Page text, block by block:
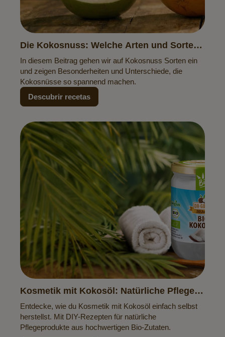
Die Kokosnuss: Welche Arten und Sorten
In diesem Beitrag gehen wir auf Kokosnuss Sorten ein
und zeigen Besonderheiten und Unterschiede, die
Kokosnüsse so spannend machen.
Descubrir recetas
Kosmetik mit Kokosöl: Natürliche Pflege
Entdecke, wie du Kosmetik mit Kokosöl einfach selbst
herstellst. Mit DIY-Rezepten für natürliche
Pflegeprodukte aus hochwertigen Bio-Zutaten.